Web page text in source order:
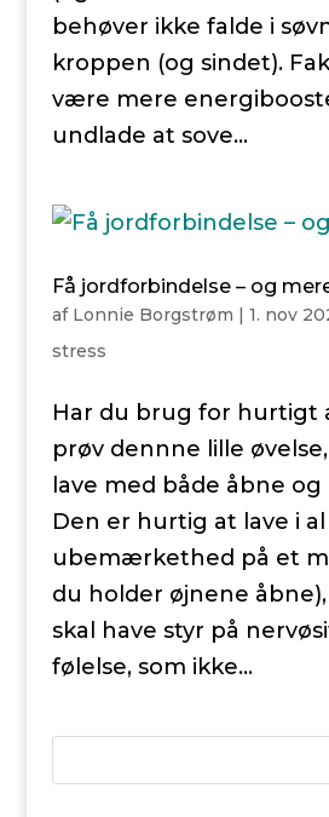
behøver ikke falde i
kroppen (og sindet).
være mere
undlade at sove...
Få jordforbindelse – og
af Lonnie Borgstrøm | 1. nov
stress
Har du brug for hurtigt
prøv dennne lille
lave med både åbne
Den er hurtig at lave i al
ubemærkethed på et
du holder øjnene
skal have styr på
følelse, som ikke...